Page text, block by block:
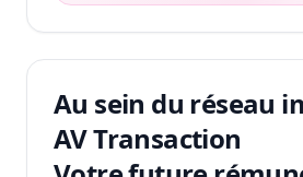
Au sein du réseau
AV Transaction